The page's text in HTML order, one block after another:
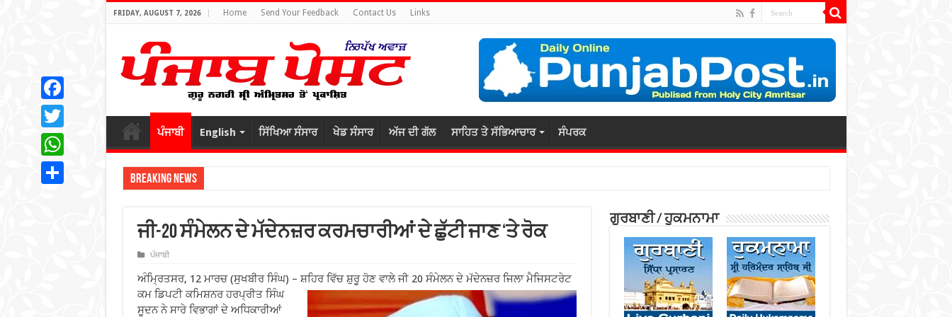
FRIDAY, AUGUST 7, 2026 Home Send Your Feedback Contact Us Links
ਪੰਜਾਬੀ English ਸਿੱਖਿਆ ਸੰਸਾਰ ਖੇਡ ਸੰਸਾਰ ਅੱਜ ਦੀ ਗੱਲ ਸਾਹਿਤ ਤੇ ਸੱਭਿਆਚਾਰ ਸੰਪਰਕ
Breaking News
ਜੀ-20 ਸੰਮੇਲਨ ਦੇ ਮੱਦੇਨਜ਼ਰ ਕਰਮਚਾਰੀਆਂ ਦੇ ਛੁੱਟੀ ਜਾਣ ‘ਤੇ ਰੋਕ
ਪੰਜਾਬੀ
ਅੰਮ੍ਰਿਤਸਰ, 12 ਮਾਰਚ (ਸੁਖਬੀਰ ਸਿੰਘ) – ਸ਼ਹਿਰ ਵਿੱਚ ਸ਼ੁਰੂ ਹੋਣ ਵਾਲੇ ਜੀ 20 ਸੰਮੇਲਨ ਦੇ ਮੱਦੇਨਜ਼ਰ ਜਿਲਾ ਮੈਜਿਸਟਰੇਟ
ਕਮ ਡਿਪਟੀ ਕਮਿਸ਼ਨਰ ਹਰਪ੍ਰੀਤ ਸਿੰਘ
ਸੂਦਨ ਨੇ ਸਾਰੇ ਵਿਭਾਗਾਂ ਦੇ ਅਧਿਕਾਰੀਆਂ
ਗੁਰਬਾਣੀ / ਹੁਕਮਨਾਮਾ
Facebook
Twitter
WhatsApp